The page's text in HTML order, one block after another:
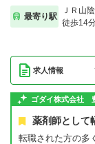
最寄り駅
ＪＲ山
徒歩14
求人情報
ゴダイ株式会社
薬剤師として
転職された方の多